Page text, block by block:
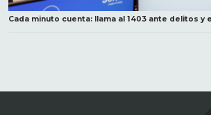
Cada minuto cuenta: llama al 1403 ante delitos y